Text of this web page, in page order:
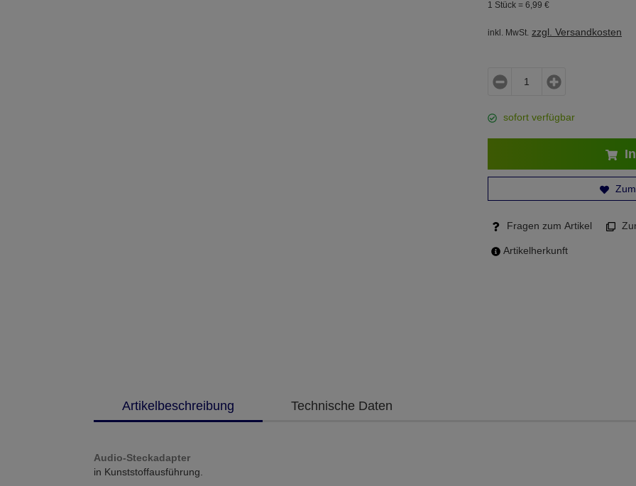
1 Stück = 6, 99 €
inkl. MwSt. zzgl. Versandkosten
sofort verfügbar
Fragen zum Artikel
Artikelherkunft
Artikelbeschreibung Technische Daten
Audio-Steckadapter
in Kunststoffausführung.